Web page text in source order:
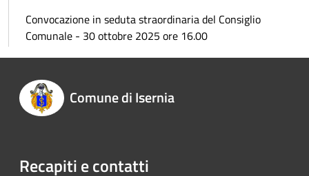
Convocazione in seduta straordinaria del Consiglio
Comunale - 30 ottobre 2025 ore 16.00
Comune di Isernia
Recapiti e contatti